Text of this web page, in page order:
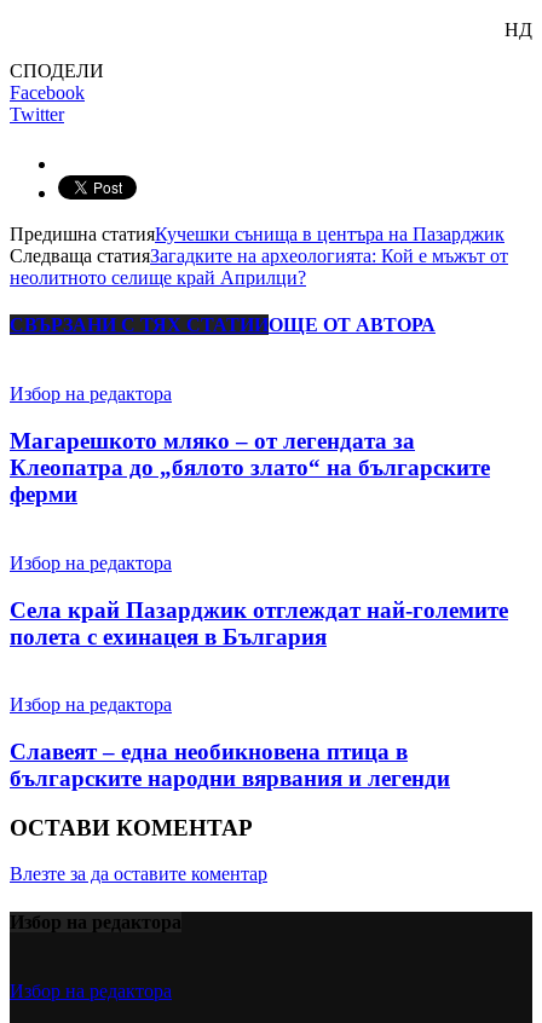
НД
СПОДЕЛИ
Facebook
Twitter
Предишна статияКучешки сънища в центъра на Пазарджик
Следваща статияЗагадките на археологията: Кой е мъжът от
неолитното селище край Априлци?
СВЪРЗАНИ С ТЯХ СТАТИИОЩЕ ОТ АВТОРА
Избор на редактора
Магарешкото мляко – от легендата за
Клеопатра до „бялото злато“ на българските
ферми
Избор на редактора
Села край Пазарджик отглеждат най-големите
полета с ехинацея в България
Избор на редактора
Славеят – една необикновена птица в
българските народни вярвания и легенди
ОСТАВИ КОМЕНТАР
Влезте за да оставите коментар
Избор на редактора
Избор на редактора